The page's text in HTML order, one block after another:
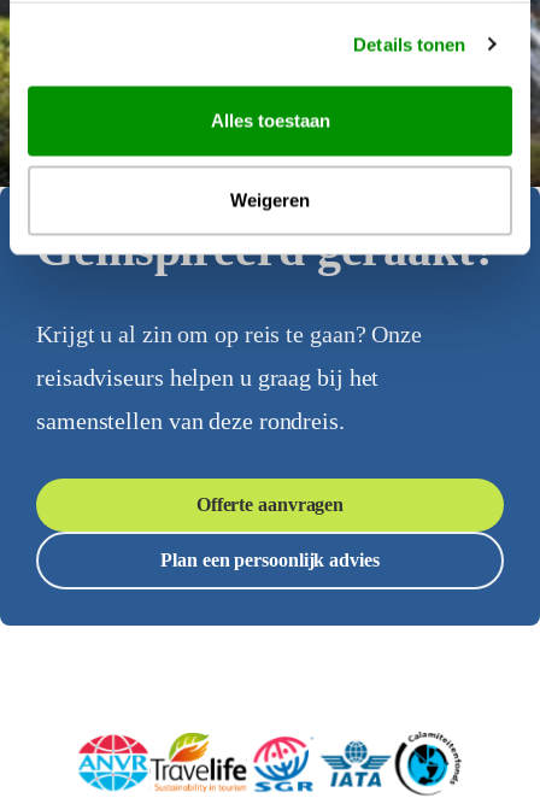
Details tonen
Alles toestaan
Weigeren
Geïnspireerd geraakt?
Krijgt u al zin om op reis te gaan? Onze
reisadviseurs helpen u graag bij het
samenstellen van deze rondreis.
Offerte aanvragen
Plan een persoonlijk advies